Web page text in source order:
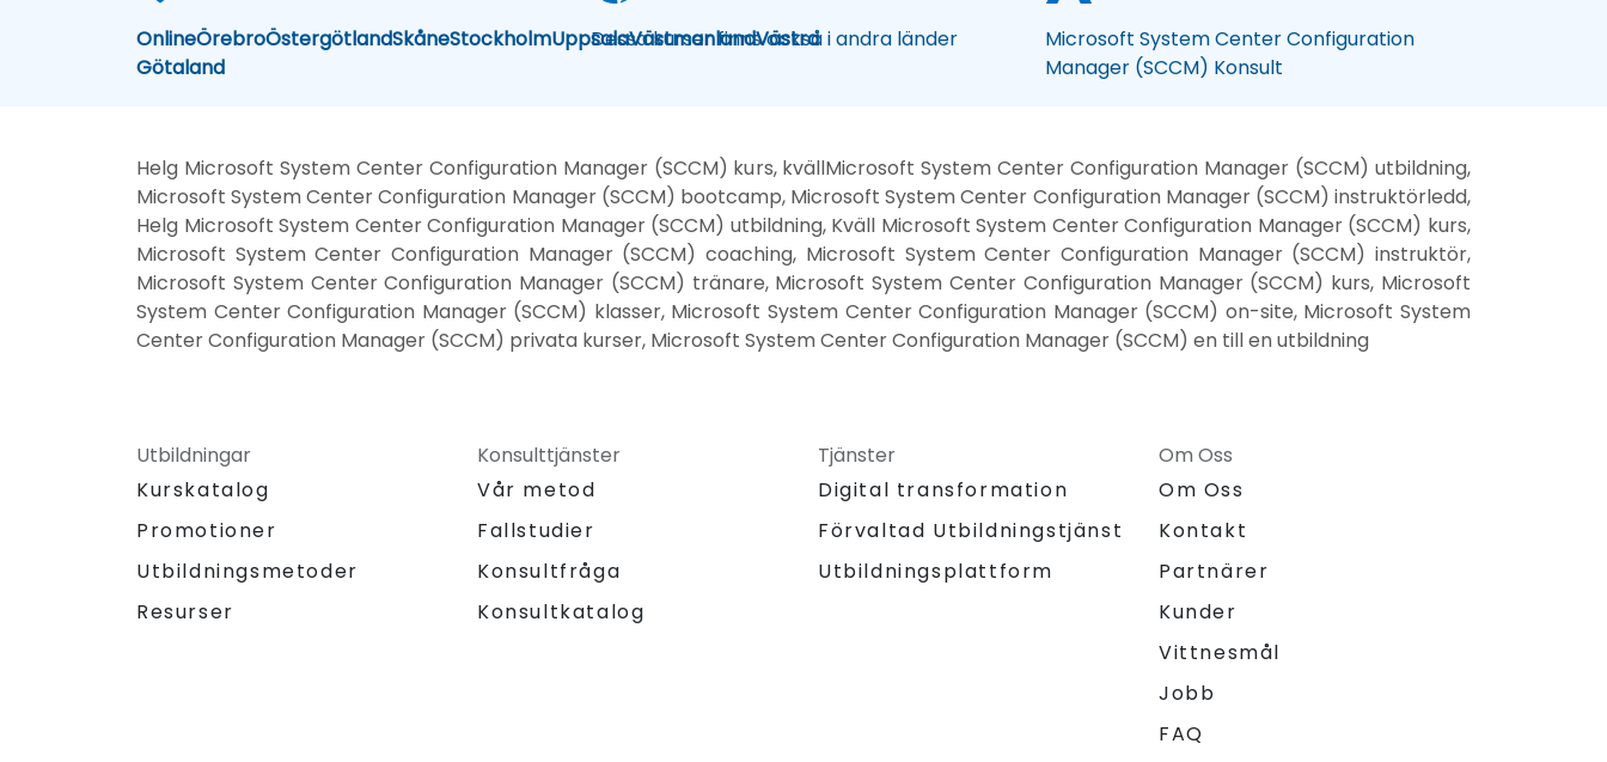
OnlineÖrebroÖstergötlandSkåneStockholmUppsalaVästmanlandVästra
Götaland
Dessa kurser finns också i andra länder
Microsoft System Center Configuration
Manager (SCCM) Konsult
Helg Microsoft System Center Configuration Manager (SCCM) kurs, kvällMicrosoft System Center Configuration Manager (SCCM) utbildning,
Microsoft System Center Configuration Manager (SCCM) bootcamp, Microsoft System Center Configuration Manager (SCCM) instruktörledd,
Helg Microsoft System Center Configuration Manager (SCCM) utbildning, Kväll Microsoft System Center Configuration Manager (SCCM) kurs,
Microsoft System Center Configuration Manager (SCCM) coaching, Microsoft System Center Configuration Manager (SCCM) instruktör,
Microsoft System Center Configuration Manager (SCCM) tränare, Microsoft System Center Configuration Manager (SCCM) kurs, Microsoft
System Center Configuration Manager (SCCM) klasser, Microsoft System Center Configuration Manager (SCCM) on-site, Microsoft System
Center Configuration Manager (SCCM) privata kurser, Microsoft System Center Configuration Manager (SCCM) en till en utbildning
Utbildningar
Kurskatalog
Promotioner
Utbildningsmetoder
Resurser
Konsulttjänster
Vår metod
Fallstudier
Konsultfråga
Konsultkatalog
Tjänster
Digital transformation
Förvaltad Utbildningstjänst
Utbildningsplattform
Om Oss
Om Oss
Kontakt
Partnärer
Kunder
Vittnesmål
Jobb
FAQ